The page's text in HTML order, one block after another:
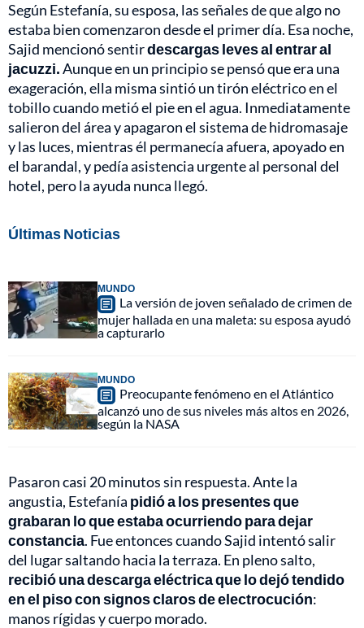
Según Estefanía, su esposa, las señales de que algo no
estaba bien comenzaron desde el primer día. Esa noche,
Sajid mencionó sentirdescargas leves al entrar al
jacuzzi.Aunque en un principio se pensó que era una
exageración, ella misma sintió un tirón eléctrico en el
tobillo cuando metió el pie en el agua. Inmediatamente
salieron del área y apagaron el sistema de hidromasaje
y las luces, mientras él permanecía afuera, apoyado en
el barandal, y pedía asistencia urgente al personal del
hotel, pero la ayuda nunca llegó.
Últimas Noticias
MUNDO
La versión de joven señalado de crimen de
mujer hallada en una maleta: su esposa ayudó
a capturarlo
MUNDO
Preocupante fenómeno en el Atlántico
alcanzó uno de sus niveles más altos en 2026,
según la NASA
Pasaron casi 20 minutos sin respuesta. Ante la
angustia, Estefanía pidió a los presentes que
grabaran lo que estaba ocurriendo para dejar
constancia. Fue entonces cuando Sajid intentó salir
del lugar saltando hacia la terraza. En pleno salto,
recibió una descarga eléctrica que lo dejó tendido
en el piso con signos claros de electrocución:
manos rígidas y cuerpo morado.